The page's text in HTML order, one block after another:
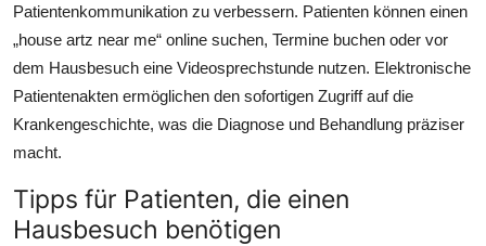
Patientenkommunikation zu verbessern. Patienten können einen
„house artz near me“ online suchen, Termine buchen oder vor
dem Hausbesuch eine Videosprechstunde nutzen. Elektronische
Patientenakten ermöglichen den sofortigen Zugriff auf die
Krankengeschichte, was die Diagnose und Behandlung präziser
macht.
Tipps für Patienten, die einen
Hausbesuch benötigen